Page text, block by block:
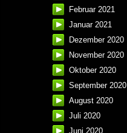
Februar 2021
Januar 2021
Dezember 2020
November 2020
Oktober 2020
September 2020
August 2020
Juli 2020
Juni 2020